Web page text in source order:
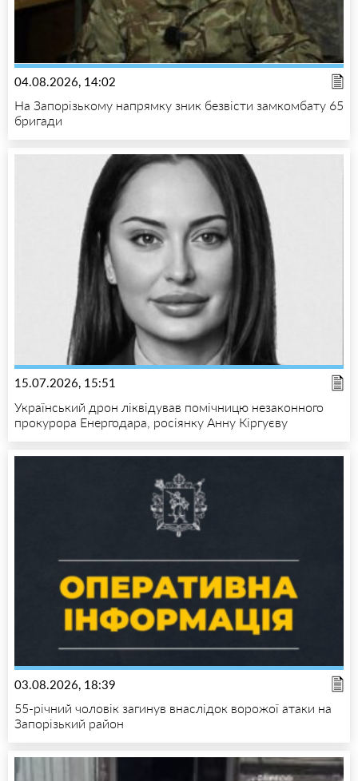
04.08.2026, 14:02
На Запорізькому напрямку зник безвісти замкомбату 65
бригади
15.07.2026, 15:51
Український дрон ліквідував помічницю незаконного
прокурора Енергодара, росіянку Анну Кіргуєву
03.08.2026, 18:39
55-річний чоловік загинув внаслідок ворожої атаки на
Запорізький район